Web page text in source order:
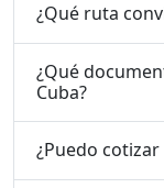
¿Qué ruta
¿Qué
Cuba?
¿Puedo